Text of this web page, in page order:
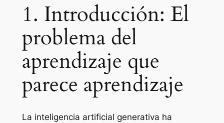
1. Introducción: El
problema del
aprendizaje que
parece aprendizaje
La inteligencia artificial generativa ha